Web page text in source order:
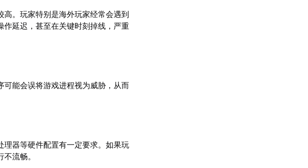
。玩家特别是海外玩家经常会遇到
作延迟，甚至在关键时刻掉线，严重
能会误将游戏进程视为威胁，从而
理器等硬件配置有一定要求。如果玩
流畅。